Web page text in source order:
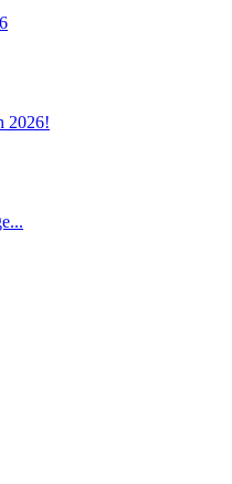
2026!